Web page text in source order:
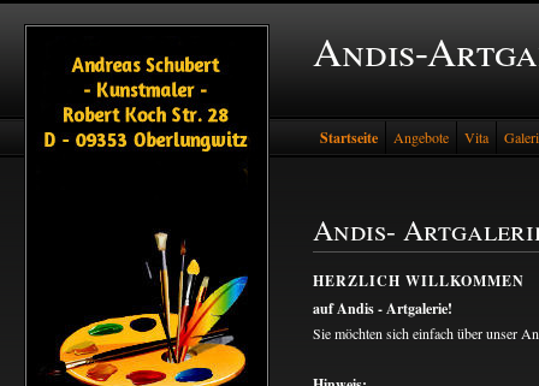
Andis-
Startseite Angebote Vita
Andis-
HERZLICH WILLKOMMEN
auf Andis - Artgalerie!
Sie möchten sich einfach über unser